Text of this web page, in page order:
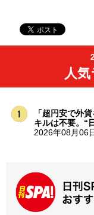
人
「超円安で外
キルは不要。“
2026年08月06